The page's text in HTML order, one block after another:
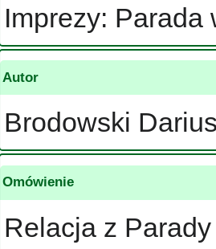
Imprezy: Parada
Autor
Brodowski
Omówienie
Relacja z